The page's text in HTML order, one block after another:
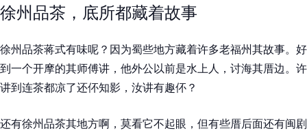
徐州品茶，底所都藏着故事
徐州品茶蒋式有味呢？因为蜀些地方藏着许多老福州其故事。
到一个开摩的其师傅讲，他外公以前是水上人，讨海其厝边。
讲到连茶都凉了还伓知影，汝讲有趣伓？
还有徐州品茶其地方啊，莫看它不起眼，但有些厝后面还有闽